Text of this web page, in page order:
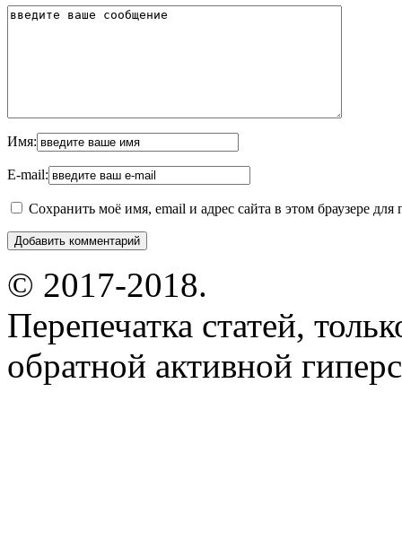
Имя:
E-mail:
Сохранить моё имя, email и адрес сайта в этом браузере
© 2017-2018.
Перепечатка статей,
обратной активной